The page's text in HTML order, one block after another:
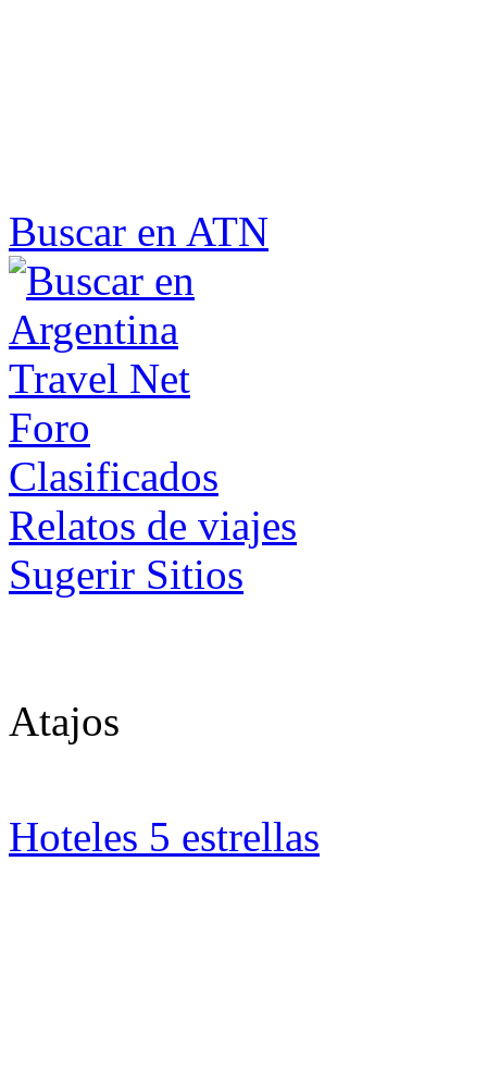
Buscar en ATN
Foro
Clasificados
Relatos de viajes
Sugerir Sitios
Atajos
Hoteles 5 estrellas